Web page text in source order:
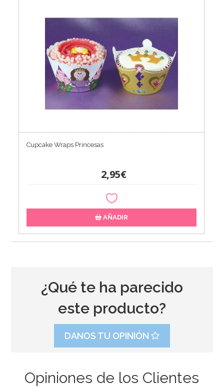
Cupcake Wraps Princesas
2,95€
AÑADIR
¿Qué te ha parecido
este producto?
DANOS TU OPINIÓN
Opiniones de los Clientes